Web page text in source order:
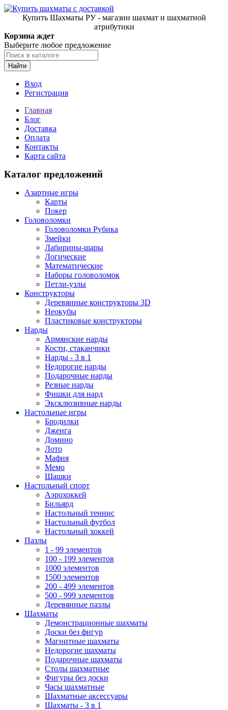
Купить Шахматы РУ - магазин шахмат и шахматной
атрибутики
Корзина ждет
Выберите любое предложение
Найти
Вход
Регистрация
Главная
Блог
Доставка
Оплата
Контакты
Карта сайта
Каталог предложений
Азартные игры
Карты
Покер
Головоломки
Головоломки Рубика
Змейки
Лабирины-шары
Логические
Математические
Наборы головоломок
Петли-узлы
Конструкторы
Деревянные конструкторы 3D
Неокубы
Пластиковые конструкторы
Нарды
Армянские нарды
Кости, стаканчики
Нарды - 3 в 1
Недорогие нарды
Подарочные нарды
Резные нарды
Фишки для нард
Эксклюзивные нарды
Настольные игры
Бродилки
Дженга
Домино
Лото
Мафия
Мемо
Шашки
Настольный спорт
Аэрохоккей
Бильярд
Настольный теннис
Настольный футбол
Настольный хоккей
Пазлы
1 - 99 элементов
100 - 199 элементов
1000 элементов
1500 элементов
200 - 499 элементов
500 - 999 элементов
Деревянные пазлы
Шахматы
Демонстрационные шахматы
Доски без фигур
Магнитные шахматы
Недорогие шахматы
Подарочные шахматы
Столы шахматные
Фигуры без доски
Часы шахматные
Шахматные аксессуары
Шахматы - 3 в 1